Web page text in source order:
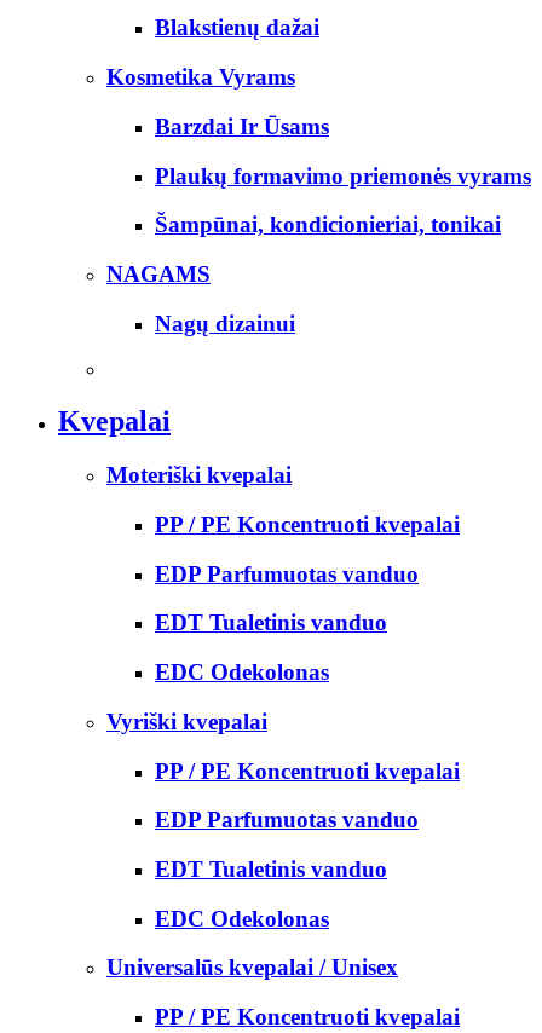
Blakstienų dažai
Kosmetika Vyrams
Barzdai Ir Ūsams
Plaukų formavimo priemonės vyrams
Šampūnai, kondicionieriai, tonikai
NAGAMS
Nagų dizainui
Kvepalai
Moteriški kvepalai
PP / PE Koncentruoti kvepalai
EDP Parfumuotas vanduo
EDT Tualetinis vanduo
EDC Odekolonas
Vyriški kvepalai
PP / PE Koncentruoti kvepalai
EDP Parfumuotas vanduo
EDT Tualetinis vanduo
EDC Odekolonas
Universalūs kvepalai / Unisex
PP / PE Koncentruoti kvepalai